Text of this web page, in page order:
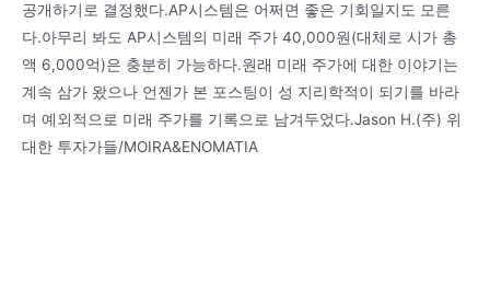
공개하기로 결정했다.AP시스템은 어쩌면 좋은 기회일지도 모른
다.아무리 봐도 AP시스템의 미래 주가 40,000원(대체로 시가 총
액 6,000억)은 충분히 가능하다.원래 미래 주가에 대한 이야기는
계속 삼가 왔으나 언젠가 본 포스팅이 성 지리학적이 되기를 바라
며 예외적으로 미래 주가를 기록으로 남겨두었다.Jason H.(주) 위
대한 투자가들/MOIRA&ENOMATIA